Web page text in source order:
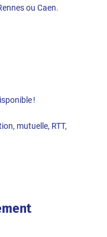
ou Caen.
!
mutuelle, RTT,